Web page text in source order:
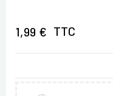
1,99 € TTC